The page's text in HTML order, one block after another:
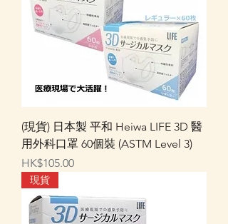
(現貨) 日本製 平和 Heiwa LIFE 3D 醫
用外科口罩 60個裝 (ASTM Level 3)
價格
HK$105.00
現貨